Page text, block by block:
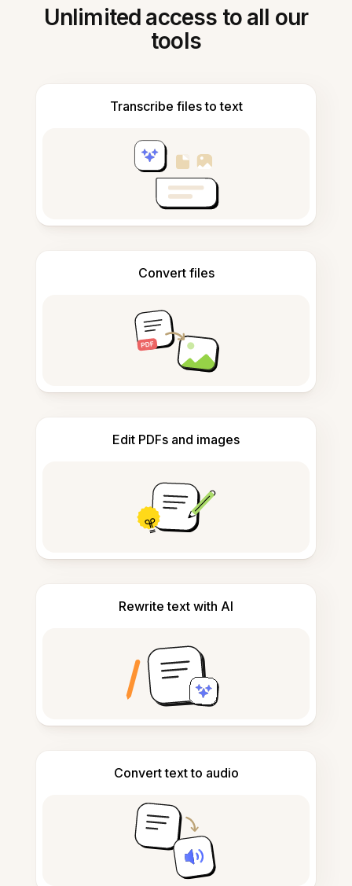
Unlimited access to all our
tools
Transcribe files to text
Convert files
Edit PDFs and images
Rewrite text with AI
Convert text to audio